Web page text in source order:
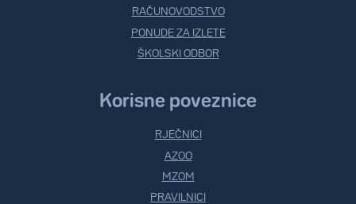
RAČUNOVODSTVO
PONUDE ZA IZLETE
ŠKOLSKI ODBOR
Korisne poveznice
RJEČNICI
AZOO
MZOM
PRAVILNICI